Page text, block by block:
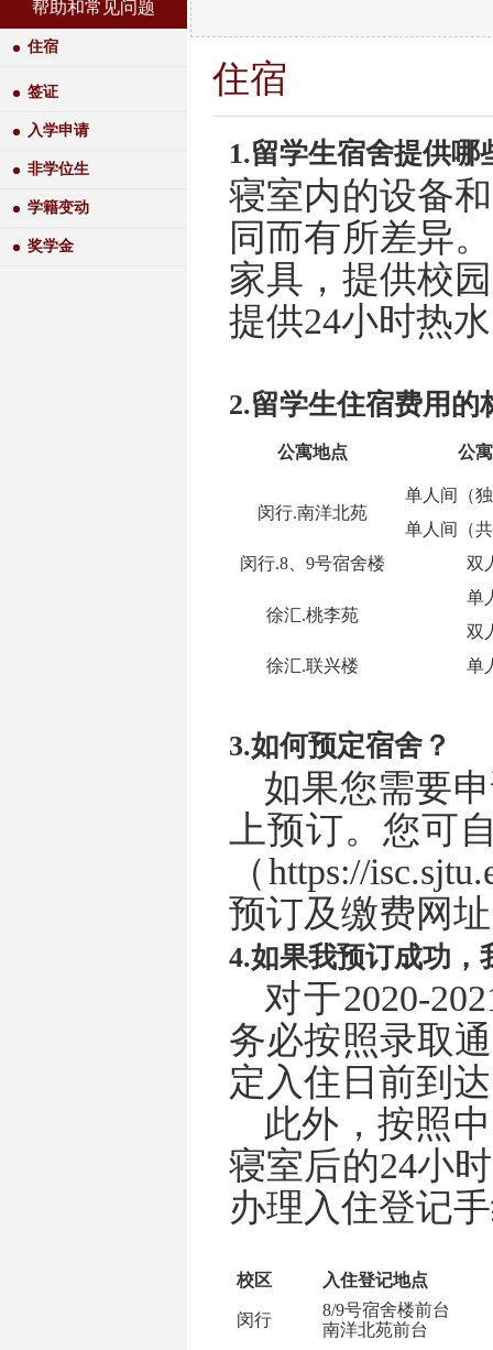
帮助和常见问题
住宿
签证
入学申请
非学位生
学籍变动
奖学金
住宿
1.留学生宿舍提供哪
寝室内的设备
同而有所差异
家具，提供校
提供24小时热
2.留学生住宿费用的
公寓地点 公
闵行.南洋北苑
单人间（
单人间（
闵行.8 、9号宿舍楼 双
徐汇.桃李苑
单
双
徐汇.联兴楼 单
3.如何预定宿舍？
如果您需要
上预订。您可
（https://
预订及缴费网
4.如果我预订成功，
对于2020-
务必按照录取
定入住日前到
此外， 按照
寝室后的24小
办理入住登记
校区 入住登记地点
闵行
8/9号宿舍楼前台
南洋北苑前台